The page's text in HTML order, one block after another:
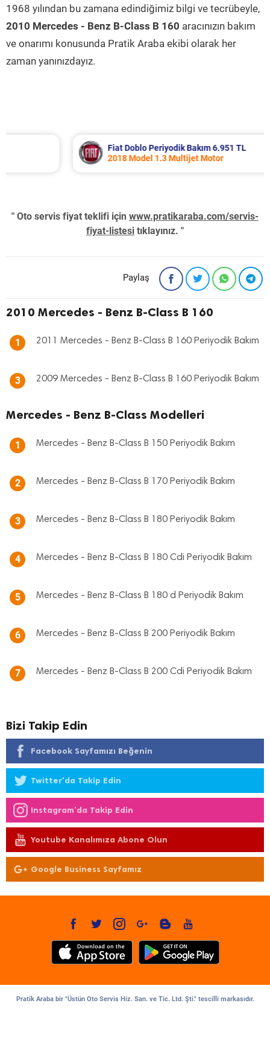
1968 yılından bu zamana edindiğimiz bilgi ve tecrübeyle,
2010 Mercedes - Benz B-Class B 160 aracınızın bakım
ve onarımı konusunda Pratik Araba ekibi olarak her
zaman yanınızdayız.
Fiat Doblo Periyodik Bakım 6.951 TL
2018 Model 1.3 Multijet Motor
" Oto servis fiyat teklifi için www.pratikaraba.com/servis-
fiyat-listesi tıklayınız. "
Paylaş
2010 Mercedes - Benz B-Class B 160
1 2011 Mercedes - Benz B-Class B 160 Periyodik Bakım
3 2009 Mercedes - Benz B-Class B 160 Periyodik Bakım
Mercedes - Benz B-Class Modelleri
1 Mercedes - Benz B-Class B 150 Periyodik Bakım
2 Mercedes - Benz B-Class B 170 Periyodik Bakım
3 Mercedes - Benz B-Class B 180 Periyodik Bakım
4 Mercedes - Benz B-Class B 180 Cdi Periyodik Bakım
5 Mercedes - Benz B-Class B 180 d Periyodik Bakım
6 Mercedes - Benz B-Class B 200 Periyodik Bakım
7 Mercedes - Benz B-Class B 200 Cdi Periyodik Bakım
Bizi Takip Edin
Facebook Sayfamızı Beğenin
Twitter'da Takip Edin
Instagram'da Takip Edin
Youtube Kanalımıza Abone Olun
Google Business Sayfamız
Pratik Araba bir "Üstün Oto Servis Hiz. San. ve Tic. Ltd. Şti." tescilli markasıdır.